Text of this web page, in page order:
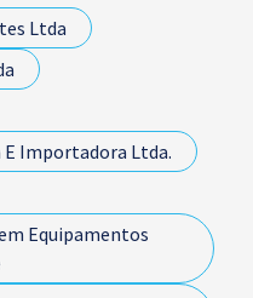
Ltda
Importadora Ltda.
Equipamentos